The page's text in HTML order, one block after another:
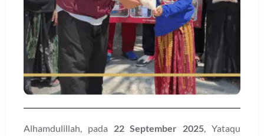
Alhamdulillah, pada 22 September 2025, Yataqu